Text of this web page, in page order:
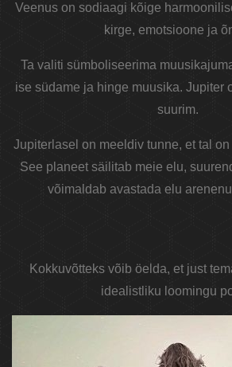
Veenus on sodiaagi kõige
kirge, emotsioone ja
Ta valiti sümboliseerima
ise südame ja hinge muusika. Jupiter
suurim.
Jupiterlasel on meeldiv tunne, et tal
See planeet säilitab meie elu,
võimaldab avastada elu
Kokkuvõtteks võib öelda, et just
idealistliku loomingu